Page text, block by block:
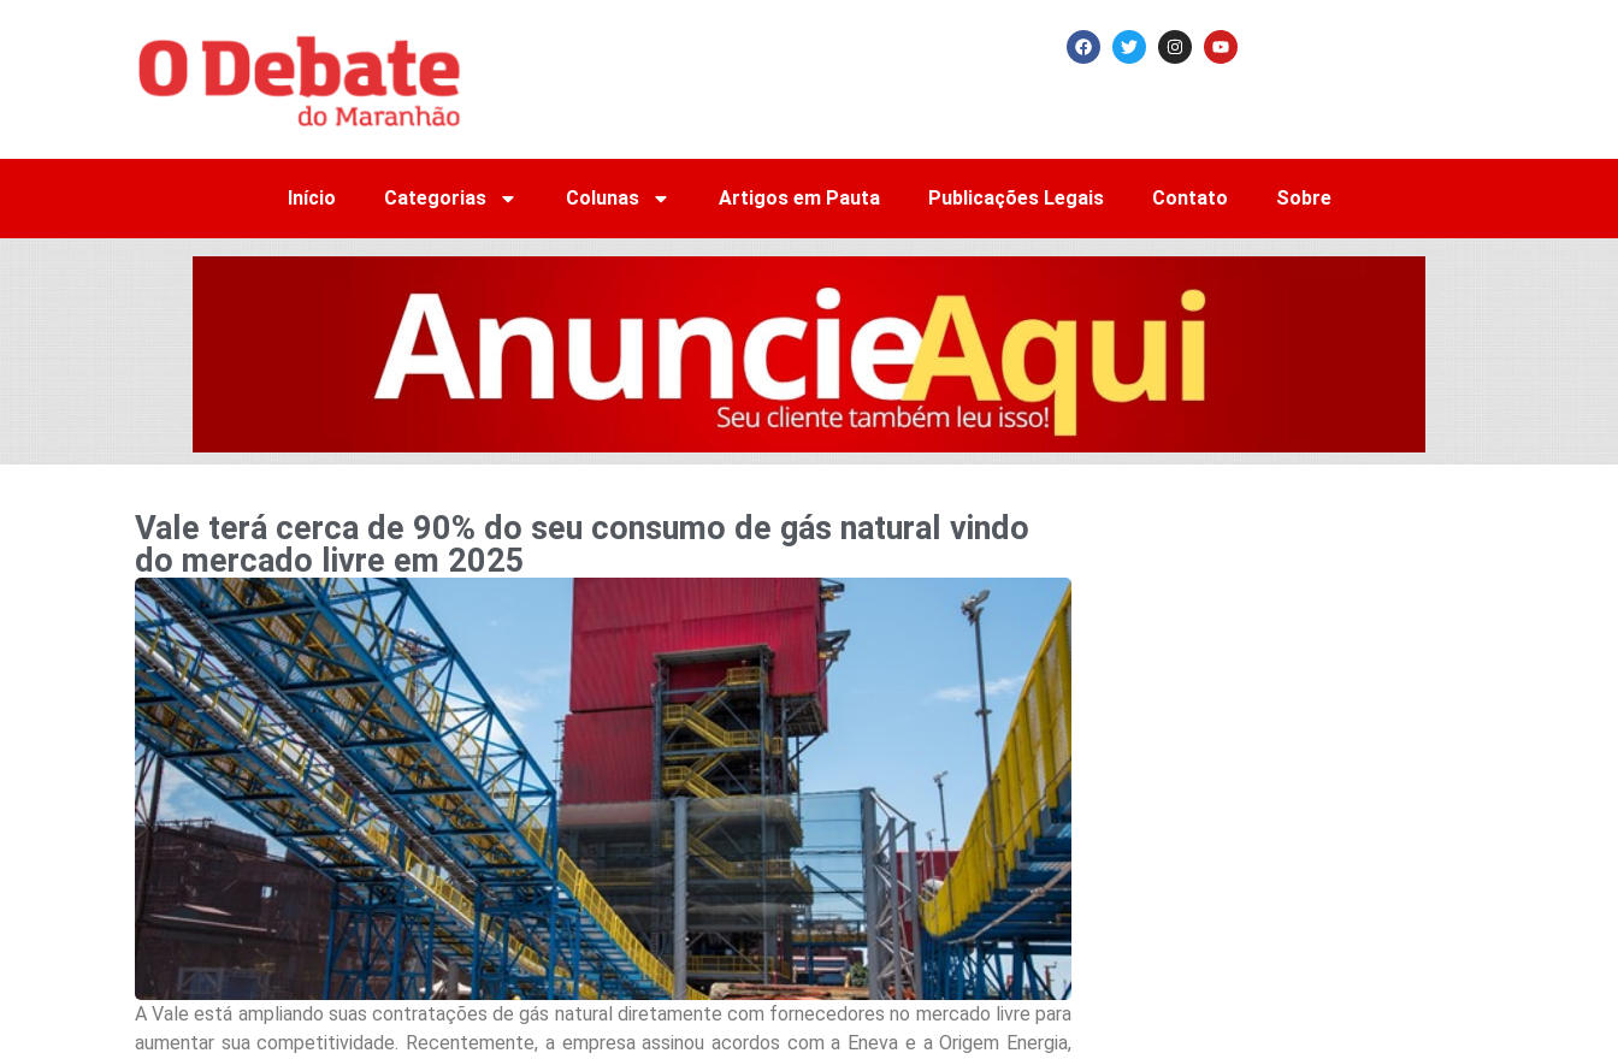
Início Categorias Colunas Artigos em Pauta Publicações Legais Contato Sobre
Vale terá cerca de 90% do seu consumo de gás natural vindo
do mercado livre em 2025
A Vale está ampliando suas contratações de gás natural diretamente com fornecedores no mercado livre para
aumentar sua competitividade. Recentemente, a empresa assinou acordos com a Eneva e a Origem Energia,